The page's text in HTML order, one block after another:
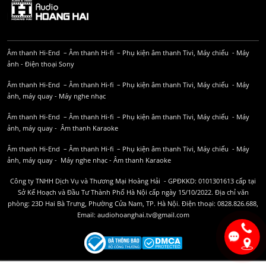
Âm thanh Hi-End – Âm thanh Hi-fi – Phụ kiện âm thanh Tivi, Máy chiếu - Máy
ảnh - Điện thoại Sony
Âm thanh Hi-End – Âm thanh Hi-fi – Phụ kiện âm thanh Tivi, Máy chiếu - Máy
ảnh, máy quay - Máy nghe nhạc
Âm thanh Hi-End – Âm thanh Hi-fi – Phụ kiện âm thanh Tivi, Máy chiếu - Máy
ảnh, máy quay - Âm thanh Karaoke
Âm thanh Hi-End – Âm thanh Hi-fi – Phụ kiện âm thanh Tivi, Máy chiếu - Máy
ảnh, máy quay - Máy nghe nhạc - Âm thanh Karaoke
Công ty TNHH Dịch Vụ và Thương Mại Hoàng Hải - GPĐKKD: 0101301613 cấp tại
Sở Kế Hoạch và Đầu Tư Thành Phố Hà Nội cấp ngày 15/10/2022. Địa chỉ văn
phòng: 23D Hai Bà Trưng, Phường Cửa Nam, TP. Hà Nội. Điện thoại: 0828.826.688,
Email: audiohoanghai.tv@gmail.com